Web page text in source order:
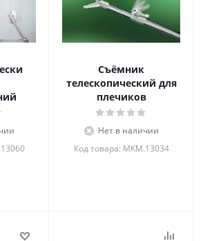
Съёмник
телескопический для
плечиков
Нет в наличии
Код товара: MKM.13034